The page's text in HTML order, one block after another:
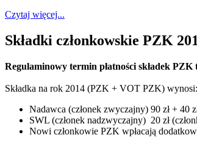
Czytaj więcej...
Składki członkowskie PZK
Regulaminowy termin płatności składek PZK
Składka na rok 2014 (PZK + VOT PZK) wynosi:
Nadawca (członek zwyczajny) 90 zł + 40
SWL (członek nadzwyczajny) 20 zł
Nowi członkowie PZK wpłacają